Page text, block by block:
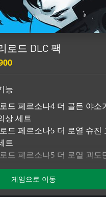
로드 DLC 팩
능
드 페르소나4 더 골든 야소
상 세트
드 페르소나5 더 로열 슈진
트
드 페르소나5 더 로열 괴도
드 페르소나5 더 로열 페르소
게임으로 이동